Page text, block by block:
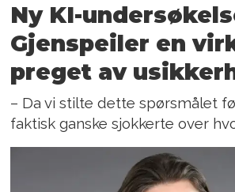
Ny KI-
Gjenspeiler en
preget av
– Da vi stilte dette spørsmålet
faktisk ganske sjokkerte over